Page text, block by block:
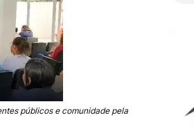
públicos e comunidade pela